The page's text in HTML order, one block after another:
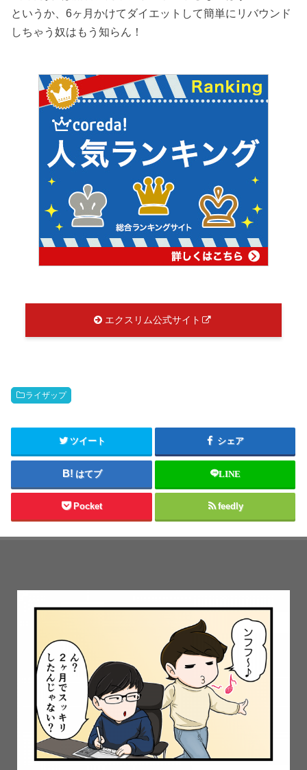
というか、6ヶ月かけてダイエットして簡単にリバウンド
しちゃう奴はもう知らん！
エクスリム公式サイト
ライザップ
ツイート シェア
はてブ LINE
Pocket feedly